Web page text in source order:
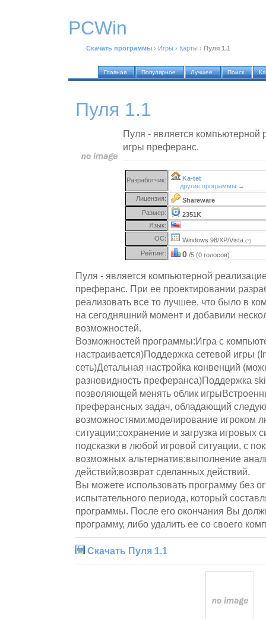
PCWin
Скачать программы › Игры › Карты › Пуля 1.1
Главная Популярное Лучшее Поиск
Пуля 1.1
Пуля - является компьютерной
игры преферанс.
Разработчик:
Ka-tet
другие программы →
Лицензия:
Shareware
Размер:
2351K
Язык:
ОС:
Windows 98/XP/Vista (?)
Рейтинг: 0 /5 (0 голосов)
Пуля - является компьютерной
преферанс. При ее проектировании
реализовать все то лучшее, что было в
на сегодняшний момент и добавили
возможностей.
Возможностей программы:Игра с
настраивается)Поддержка сетевой игры
сеть)Детальная настройка конвенций
разновидность преферанса)Поддержка
позволяющей менять облик
преферансных задач, обладающий
возможностями:моделирование игроком
ситуации;сохранение и загрузка игровых
подсказки в любой игровой ситуации, с
возможных альтернатив;выполнение
действий;возврат сделанных действий.
Вы можете использовать программу без
испытательного периода, который
программы. После его окончания Вы
программу, либо удалить ее со своего
Скачать Пуля 1.1